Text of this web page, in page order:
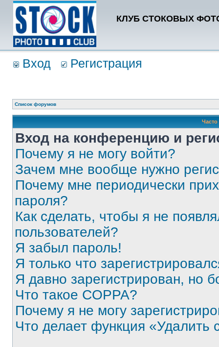
КЛУБ СТОКОВЫХ
Вход Регистрация
Список форумов
Вход на конференцию и
Почему я не могу войти?
Зачем мне вообще нужно
Почему мне периодически
пароля?
Как сделать, чтобы я не
пользователей?
Я забыл пароль!
Я только что
Я давно зарегистрирован, но
Что такое COPPA?
Почему я не могу
Что делает функция «Удалить